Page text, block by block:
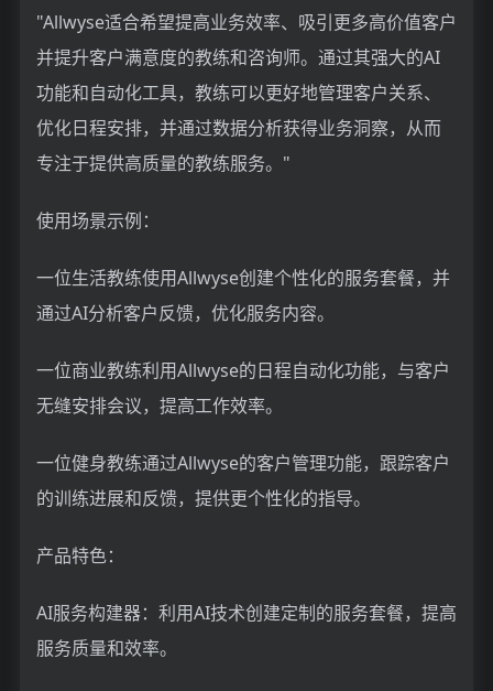
"Allwyse适合希望提高业务效率、吸引更多高价值客户
并提升客户满意度的教练和咨询师。通过其强大的AI
功能和自动化工具，教练可以更好地管理客户关系、
优化日程安排，并通过数据分析获得业务洞察，从而
专注于提供高质量的教练服务。"
使用场景示例：
一位生活教练使用Allwyse创建个性化的服务套餐，并
通过AI分析客户反馈，优化服务内容。
一位商业教练利用Allwyse的日程自动化功能，与客户
无缝安排会议，提高工作效率。
一位健身教练通过Allwyse的客户管理功能，跟踪客户
的训练进展和反馈，提供更个性化的指导。
产品特色：
AI服务构建器：利用AI技术创建定制的服务套餐，提高
服务质量和效率。